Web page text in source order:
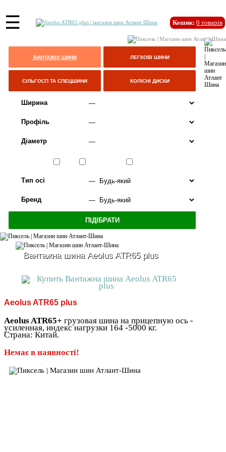
☰ Кошик: 0 товарів
ВАНТАЖНІ ШИНИ ЛЕГКОВІ ШИНИ
СІЛЬГОСП ТА СПЕЦШИНИ КОЛІСНІ ДИСКИ
Ширина
Профіль
Діаметр
Тип осі
Бренд
Вантажна шина Aeolus ATR65 plus
Aeolus ATR65 plus
Aeolus ATR65+ грузовая шина на прицепную ось -
усиленная, индекс нагрузки 164 -5000 кг.
Страна: Китай.
Немає в наявності!